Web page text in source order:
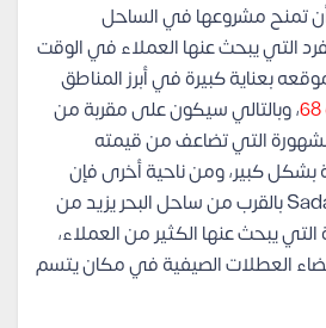
أن تمنح مشروعها في الساحل
التي يبحث عنها العملاء في الوقت
بعناية كبيرة في أبرز المناطق
، وبالتالي سيكون على مقربة من
التي تضاعف من قيمته
بشكل كبير، ومن ناحية أخرى فإن
وجود Sadaf North Coast بالقرب من ساحل البحر يزيد من
يبحث عنها الكثير من العملاء،
العطلات الصيفية في مكان يتسم